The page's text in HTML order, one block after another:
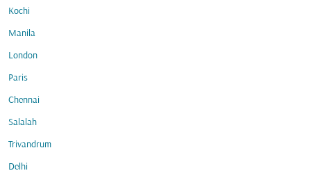
Kochi
Manila
London
Paris
Chennai
Salalah
Trivandrum
Delhi